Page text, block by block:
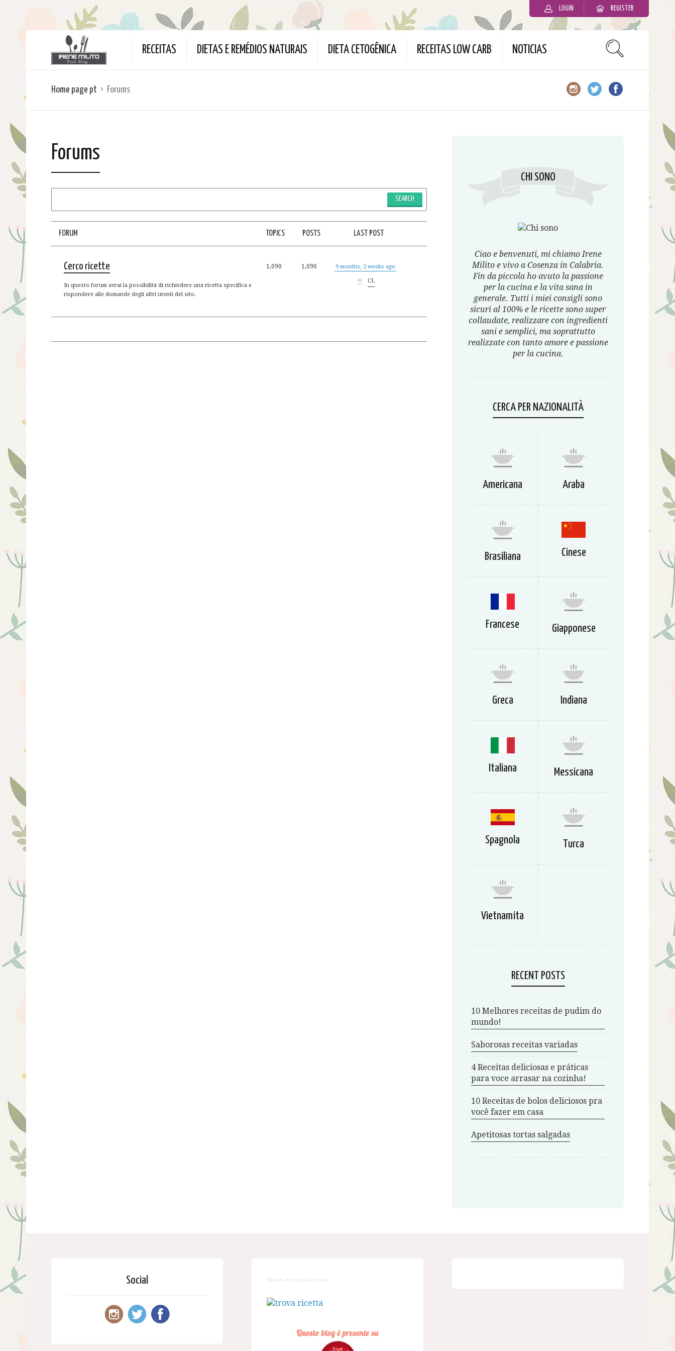
LOGIN REGISTER
RECEITAS DIETAS E REMÉDIOS NATURAIS DIETA CETOGÊNICA RECEITAS LOW CARB NOTICIAS
Home page pt Forums
Forums
FORUM TOPICS POSTS LAST POST
Cerco ricette
In questo forum avrai la possibilità di richiedere una ricetta specifica e
rispondere alle domande degli altri utenti del sito.
1,090 1,090 9 months, 2 weeks ago
CL
CHI SONO
Ciao e benvenuti, mi chiamo Irene
Milito e vivo a Cosenza in Calabria.
Fin da piccola ho avuto la passione
per la cucina e la vita sana in
generale. Tutti i miei consigli sono
sicuri al 100% e le ricette sono super
collaudate, realizzare con ingredienti
sani e semplici, ma soprattutto
realizzate con tanto amore e passione
per la cucina.
CERCA PER NAZIONALITÀ
Americana Araba
Brasiliana Cinese
Francese Giapponese
Greca Indiana
Italiana Messicana
Spagnola Turca
Vietnamita
RECENT POSTS
10 Melhores receitas de pudim do
mundo!
Saborosas receitas variadas
4 Receitas deliciosas e práticas
para voce arrasar na cozinha!
10 Receitas de bolos deliciosos pra
você fazer em casa
Apetitosas tortas salgadas
Social Motore di ricerca di ricette